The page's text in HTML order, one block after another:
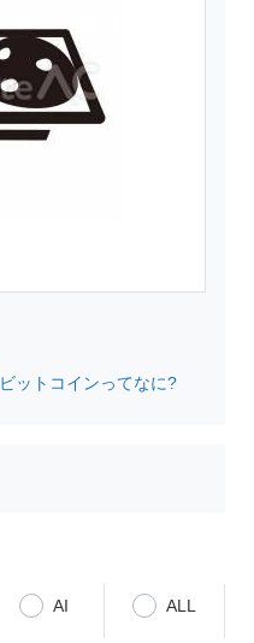
ビットコインってなに?
AI ALL